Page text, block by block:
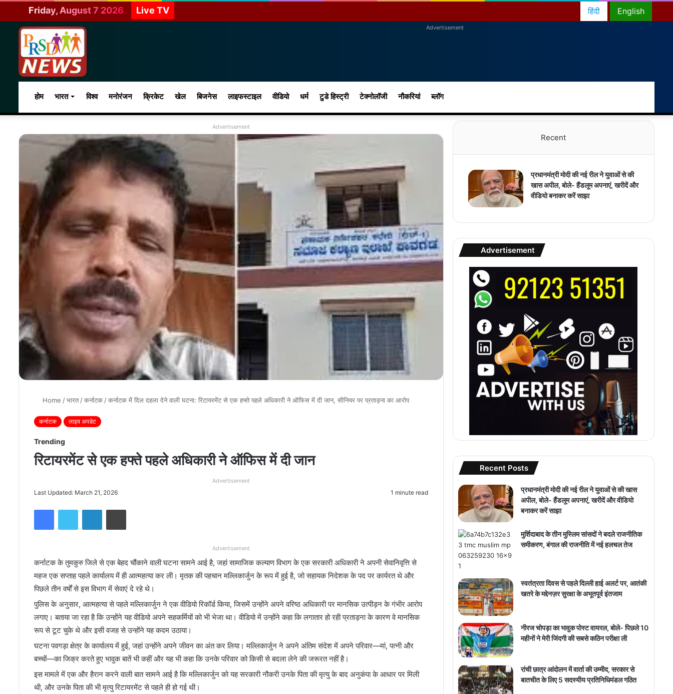
Friday, August 7 2026 Live TV English
हिंदी
Advertisement
होम भारत विश्व मनोरंजन क्रिकेट खेल बिजनेस लाइफस्टाइल वीडियो धर्म टुडे हिस्ट्री टेक्नोलॉजी नौकरियां ब्लॉग
for
skin
Advertisement
Home /भारत/कर्नाटक/कर्नाटक में दिल दहला देने वाली घटना: रिटायरमेंट से एक हफ्ते पहले अधिकारी ने ऑफिस में दी जान, सीनियर पर प्रताड़ना का आरोप
कर्नाटक लाइव अपडेट
Trending
रिटायरमेंट से एक हफ्ते पहले अधिकारी ने ऑफिस में दी जान
Advertisement
Last Updated: March 21, 2026 1 minute read
Advertisement
कर्नाटक के तुमकुरु जिले से एक बेहद चौंकाने वाली घटना सामने आई है, जहां सामाजिक कल्याण विभाग के एक सरकारी अधिकारी ने अपनी सेवानिवृत्ति से
महज एक सप्ताह पहले कार्यालय में ही आत्महत्या कर ली। मृतक की पहचान मल्लिकार्जुन के रूप में हुई है, जो सहायक निदेशक के पद पर कार्यरत थे और
पिछले तीन वर्षों से इस विभाग में सेवाएं दे रहे थे।
पुलिस के अनुसार, आत्महत्या से पहले मल्लिकार्जुन ने एक वीडियो रिकॉर्ड किया, जिसमें उन्होंने अपने वरिष्ठ अधिकारी पर मानसिक उत्पीड़न के गंभीर आरोप
लगाए। बताया जा रहा है कि उन्होंने यह वीडियो अपने सहकर्मियों को भी भेजा था। वीडियो में उन्होंने कहा कि लगातार हो रही प्रताड़ना के कारण वे मानसिक
रूप से टूट चुके थे और इसी वजह से उन्होंने यह कदम उठाया।
घटना पवगड़ा क्षेत्र के कार्यालय में हुई, जहां उन्होंने अपने जीवन का अंत कर लिया। मल्लिकार्जुन ने अपने अंतिम संदेश में अपने परिवार—मां, पत्नी और
बच्चों—का जिक्र करते हुए भावुक बातें भी कहीं और यह भी कहा कि उनके परिवार को किसी से बदला लेने की जरूरत नहीं है।
इस मामले में एक और हैरान करने वाली बात सामने आई है कि मल्लिकार्जुन को यह सरकारी नौकरी उनके पिता की मृत्यु के बाद अनुकंपा के आधार पर मिली
थी, और उनके पिता की भी मृत्यु रिटायरमेंट से पहले ही हो गई थी।
Recent
प्रधानमंत्री मोदी की नई रील ने युवाओं से की
खास अपील, बोले- हैंडलूम अपनाएं, खरीदें और
वीडियो बनाकर करें साझा
Advertisement
Recent Posts
प्रधानमंत्री मोदी की नई रील ने युवाओं से की खास
अपील, बोले- हैंडलूम अपनाएं, खरीदें और वीडियो
बनाकर करें साझा
मुर्शिदाबाद के तीन मुस्लिम सांसदों ने बदले राजनीतिक
समीकरण, बंगाल की राजनीति में नई हलचल तेज
स्वतंत्रता दिवस से पहले दिल्ली हाई अलर्ट पर, आतंकी
खतरे के मद्देनज़र सुरक्षा के अभूतपूर्व इंतजाम
नीरज चोपड़ा का भावुक पोस्ट वायरल, बोले- पिछले 10
महीनों ने मेरी जिंदगी की सबसे कठिन परीक्षा ली
रांची छात्र आंदोलन में वार्ता की उम्मीद, सरकार से
बातचीत के लिए 5 सदस्यीय प्रतिनिधिमंडल गठित